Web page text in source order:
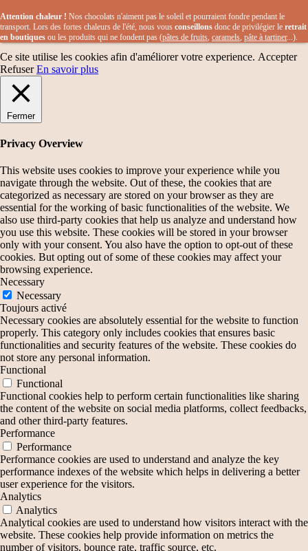
Attention chaleur ! Nos chocolats n'aiment pas le soleil et pourraient fondre pendant le
transport. Lors des fortes chaleurs de l'été, nous vous conseillons donc de privilégier le retrait
en boutiques ou les produits qui ne fondent pas (pâtes de fruits, caramels, pâte à tartiner...).
Ce site utilise les cookies afin d'améliorer votre experience. Accepter
Refuser En savoir plus
Fermer
Privacy Overview
This website uses cookies to improve your experience while you
navigate through the website. Out of these, the cookies that are
categorized as necessary are stored on your browser as they are
essential for the working of basic functionalities of the website. We
also use third-party cookies that help us analyze and understand how
you use this website. These cookies will be stored in your browser
only with your consent. You also have the option to opt-out of these
cookies. But opting out of some of these cookies may affect your
browsing experience.
Necessary
Necessary
Toujours activé
Necessary cookies are absolutely essential for the website to function
properly. This category only includes cookies that ensures basic
functionalities and security features of the website. These cookies do
not store any personal information.
Functional
Functional
Functional cookies help to perform certain functionalities like sharing
the content of the website on social media platforms, collect feedbacks,
and other third-party features.
Performance
Performance
Performance cookies are used to understand and analyze the key
performance indexes of the website which helps in delivering a better
user experience for the visitors.
Analytics
Analytics
Analytical cookies are used to understand how visitors interact with the
website. These cookies help provide information on metrics the
number of visitors, bounce rate, traffic source, etc.